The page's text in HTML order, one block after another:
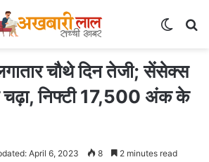
चौथे दिन तेजी; सेंसेक्स
निफ्टी 17,500 अंक के
April 6, 2023 8 2 minutes read